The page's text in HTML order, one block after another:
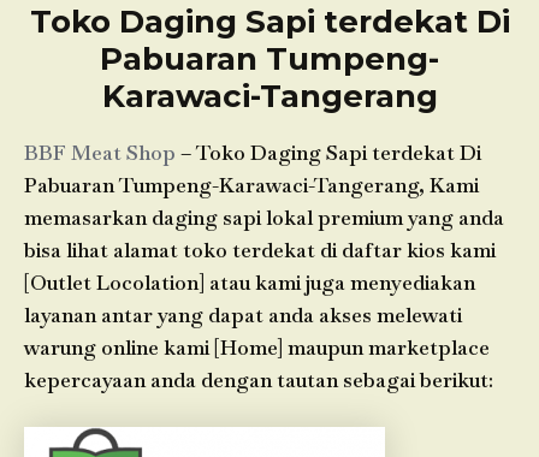
Toko Daging Sapi terdekat Di
Pabuaran Tumpeng-
Karawaci-Tangerang
BBF Meat Shop – Toko Daging Sapi terdekat Di
Pabuaran Tumpeng-Karawaci-Tangerang, Kami
memasarkan daging sapi lokal premium yang anda
bisa lihat alamat toko terdekat di daftar kios kami
[Outlet Locolation] atau kami juga menyediakan
layanan antar yang dapat anda akses melewati
warung online kami [Home] maupun marketplace
kepercayaan anda dengan tautan sebagai berikut: